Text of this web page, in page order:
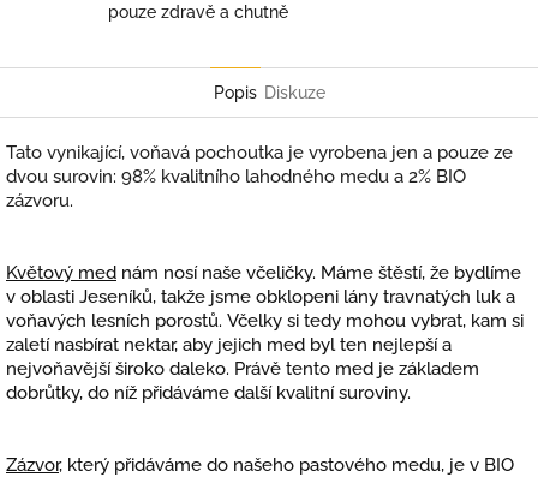
pouze zdravě a chutně
Popis Diskuze
Tato vynikající, voňavá pochoutka je vyrobena jen a pouze ze
dvou surovin: 98% kvalitního lahodného medu a 2% BIO
zázvoru.
Květový med nám nosí naše včeličky. Máme štěstí, že bydlíme
v oblasti Jeseníků, takže jsme obklopeni lány travnatých luk a
voňavých lesních porostů. Včelky si tedy mohou vybrat, kam si
zaletí nasbírat nektar, aby jejich med byl ten nejlepší a
nejvoňavější široko daleko. Právě tento med je základem
dobrůtky, do níž přidáváme další kvalitní suroviny.
Zázvor, který přidáváme do našeho pastového medu, je v BIO